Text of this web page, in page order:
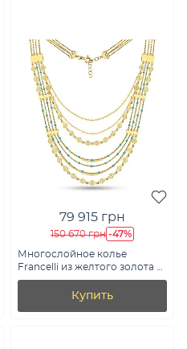
79 915 грн
150 670 грн -47%
Многослойное колье
Francelli из желтого золота с
эмалью (арт. 352858жег)
Купить